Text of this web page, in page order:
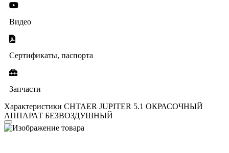
Видео
Сертификаты, паспорта
Запчасти
Характеристики CHTAER JUPITER 5.1 ОКРАСОЧНЫЙ
АППАРАТ БЕЗВОЗДУШНЫЙ